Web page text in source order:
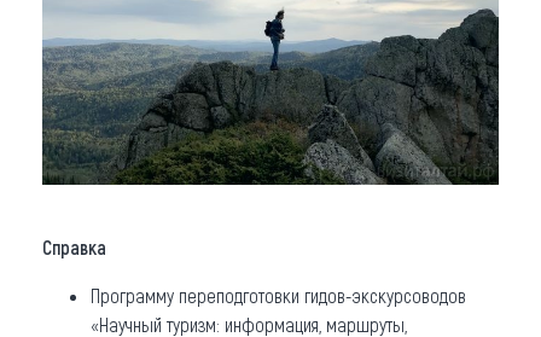
Справка
Программу переподготовки гидов-экскурсоводов
«Научный туризм: информация, маршруты,